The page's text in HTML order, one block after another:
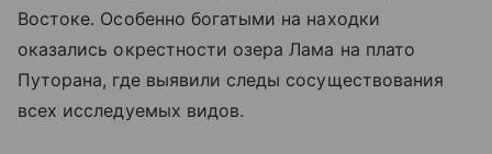
Востоке. Особенно богатыми на находки
оказались окрестности озера Лама на плато
Путорана, где выявили следы сосуществования
всех исследуемых видов.